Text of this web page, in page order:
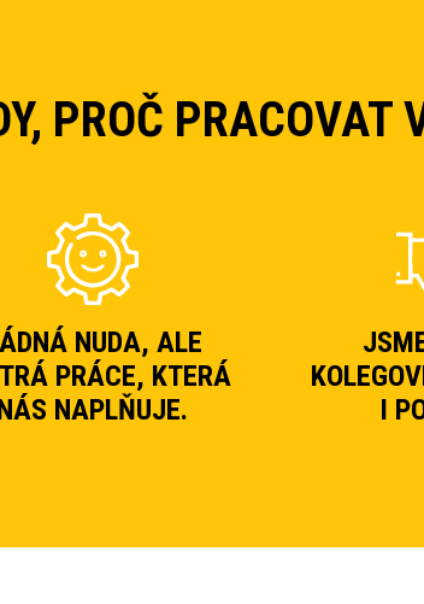
PROČ PRACOVAT
NUDA, ALE
PRÁCE, KTERÁ
NAPLŇUJE.
I